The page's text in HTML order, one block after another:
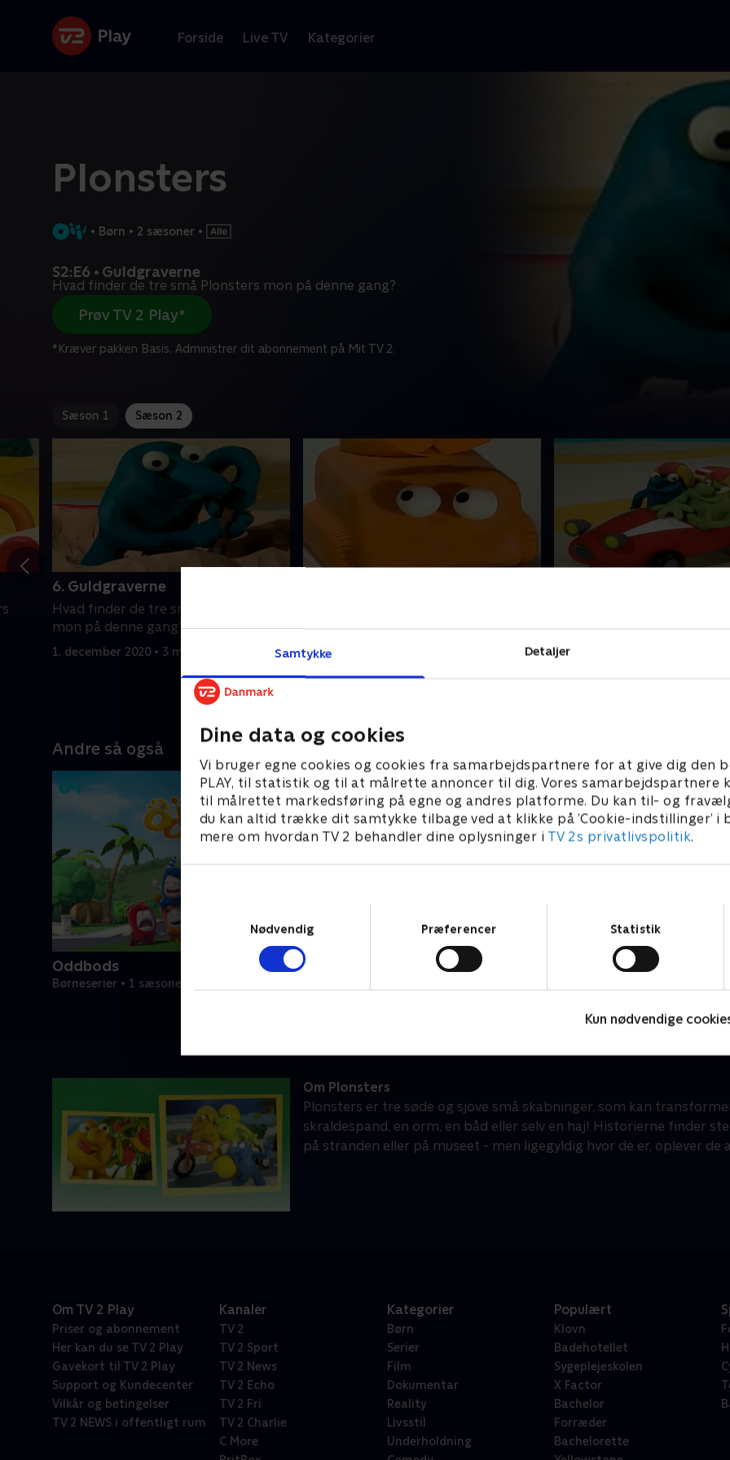
Samtykke Detaljer
Dine data og cookies
Vi bruger egne cookies og cookies fra samarbejdspartnere for at give dig den
PLAY, til statistik og til at målrette annoncer til dig. Vores samarbejdspartnere
til målrettet markedsføring på egne og andres platforme. Du kan til- og
du kan altid trække dit samtykke tilbage ved at klikke på ’Cookie-indstillinger’ i
mere om hvordan TV 2 behandler dine oplysninger i TV 2s privatlivspolitik.
Nødvendig
Præferencer Statistik
Kun nødvendige
Forside Live TV Kategorier
Plonsters
• Børn • 2 sæsoner •
S2:E6 • Guldgraverne
Hvad finder de tre små Plonsters mon på denne gang?
Prøv TV 2 Play*
*Kræver pakken Basis. Administrer dit abonnement på Mit TV 2.
Sæson 1 Sæson 2
6. Guldgraverne
Hvad finder de tre små Plonsters
mon på denne gang?
1. december 2020 • 3 min
mon på denne gang?.
1. december 2020 • 3 min 1. december 2020 • 3 min
Andre så også
Oddbods
Børneserier • 1 sæsoner
Miniteve: Musikinstrumenter
Om Plonsters
Plonsters er tre søde og sjove små skabninger, som kan
skraldespand, en orm, en båd eller selv en haj! Historierne finder
på stranden eller på museet - men ligegyldig hvor de er, oplever de
Om TV 2 Play
Priser og abonnement
Her kan du se TV 2 Play
Gavekort til TV 2 Play
Support og Kundecenter
Vilkår og betingelser
TV 2 NEWS i offentligt rum
Kanaler
TV 2
TV 2 Sport
TV 2 News
TV 2 Echo
TV 2 Fri
TV 2 Charlie
C More
Kategorier
Børn
Serier
Film
Dokumentar
Reality
Livsstil
Underholdning
Populært
Klovn
Badehotellet
Sygeplejeskolen
X Factor
Bachelor
Forræder
Bachelorette